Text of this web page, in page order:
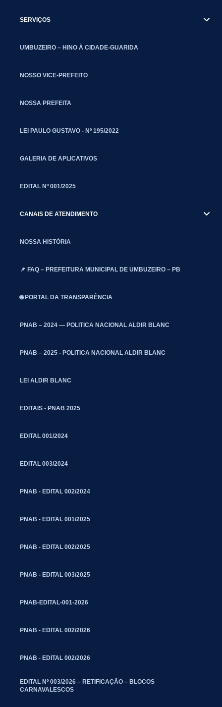
SERVIÇOS
UMBUZEIRO – HINO À CIDADE-GUARIDA
NOSSO VICE-PREFEITO
NOSSA PREFEITA
LEI PAULO GUSTAVO - Nº 195/2022
GALERIA DE APLICATIVOS
EDITAL Nº 001/2025
CANAIS DE ATENDIMENTO
NOSSA HISTÓRIA
📌 FAQ – PREFEITURA MUNICIPAL DE UMBUZEIRO – PB
🌐 PORTAL DA TRANSPARÊNCIA
PNAB – 2024 — POLITICA NACIONAL ALDIR BLANC
PNAB – 2025 - POLITICA NACIONAL ALDIR BLANC
LEI ALDIR BLANC
EDITAIS - PNAB 2025
EDITAL 001/2024
EDITAL 003/2024
PNAB - EDITAL 002/2024
PNAB - EDITAL 001/2025
PNAB - EDITAL 002/2025
PNAB - EDITAL 003/2025
PNAB-EDITAL-001-2026
PNAB - EDITAL 002/2026
PNAB - EDITAL 002/2026
EDITAL Nº 003/2026 – RETIFICAÇÃO – BLOCOS
CARNAVALESCOS